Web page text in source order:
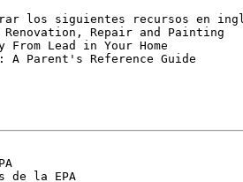
los siguientes recursos en
Repair and Painting
Lead in Your Home
A Parent's Reference Guide
de la EPA